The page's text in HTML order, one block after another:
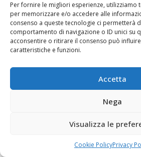
Per fornire le migliori esperienze, utilizziamo
per memorizzare e/o accedere alle
consenso a queste tecnologie ci permetterà
comportamento di navigazione o ID unici su
acconsentire o ritirare il consenso può
caratteristiche e funzioni.
Accetta
Nega
Visualizza le
Cookie PolicyPrivacy
abilitare questo
I disegni di Martinez
Fai clic per accettare i cookie